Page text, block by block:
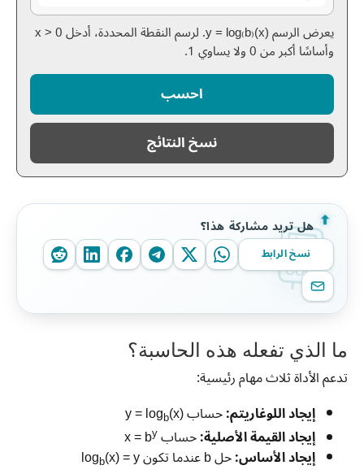
يعرض الرسم y = log₍b₎(x). لرسم النقطة المحددة، أدخل x > 0
وأساسًا أكبر من 0 ولا يساوي 1.
احسب
نسخ النتائج
هل تريد مشاركة هذا؟
نسخ الرابط
ما الذي تفعله هذه الحاسبة؟
تدعم الأداة ثلاث مهام رئيسية:
إيجاد اللوغاريتم:حساب y = log b(x)
إيجاد القيمة الأصلية:حساب x = by
إيجاد الأساس:حل b عندما تكون log b(x) = y